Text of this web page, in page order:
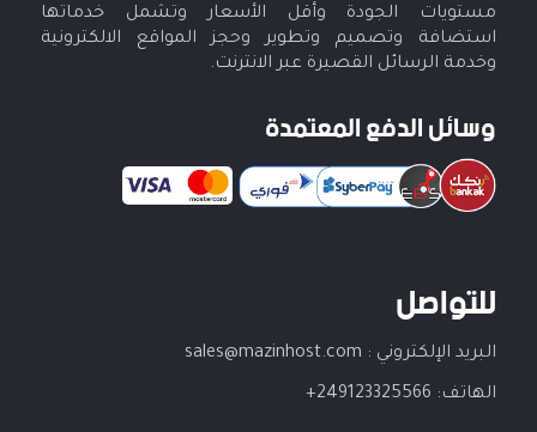
مستويات الجودة وأقل الأسعار وتشمل خدماتها
استضافة وتصميم وتطوير وحجز المواقع الالكترونية
وخدمة الرسائل القصيرة عبر الانترنت.
وسائل الدفع المعتمدة
للتواصل
البريد الإلكتروني : sales@mazinhost.com
الهاتف: 249123325566+